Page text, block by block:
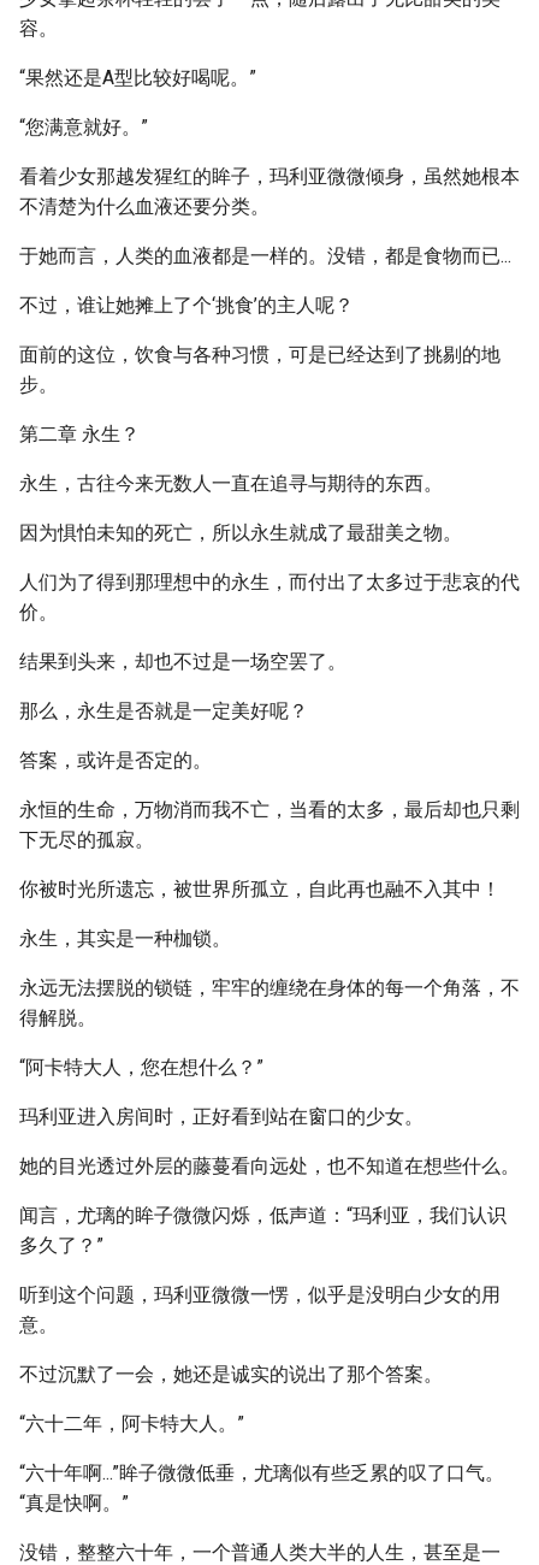
容。
“果然还是A型比较好喝呢。”
“您满意就好。”
看着少女那越发猩红的眸子，玛利亚微微倾身，虽然她根本
不清楚为什么血液还要分类。
于她而言，人类的血液都是一样的。没错，都是食物而已...
不过，谁让她摊上了个‘挑食’的主人呢？
面前的这位，饮食与各种习惯，可是已经达到了挑剔的地
步。
第二章 永生？
永生，古往今来无数人一直在追寻与期待的东西。
因为惧怕未知的死亡，所以永生就成了最甜美之物。
人们为了得到那理想中的永生，而付出了太多过于悲哀的代
价。
结果到头来，却也不过是一场空罢了。
那么，永生是否就是一定美好呢？
答案，或许是否定的。
永恒的生命，万物消而我不亡，当看的太多，最后却也只剩
下无尽的孤寂。
你被时光所遗忘，被世界所孤立，自此再也融不入其中！
永生，其实是一种枷锁。
永远无法摆脱的锁链，牢牢的缠绕在身体的每一个角落，不
得解脱。
“阿卡特大人，您在想什么？”
玛利亚进入房间时，正好看到站在窗口的少女。
她的目光透过外层的藤蔓看向远处，也不知道在想些什么。
闻言，尤璃的眸子微微闪烁，低声道：“玛利亚，我们认识
多久了？”
听到这个问题，玛利亚微微一愣，似乎是没明白少女的用
意。
不过沉默了一会，她还是诚实的说出了那个答案。
“六十二年，阿卡特大人。”
“六十年啊...”眸子微微低垂，尤璃似有些乏累的叹了口气。
“真是快啊。”
没错，整整六十年，一个普通人类大半的人生，甚至是一